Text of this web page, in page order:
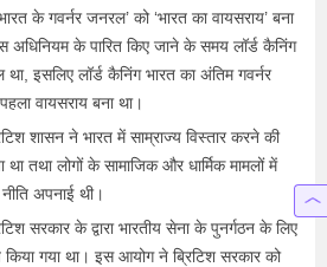
के गवर्नर जनरल’ को ‘भारत का वायसराय’ बना
अधिनियम के पारित किए जाने के समय लॉर्ड कैनिंग
था, इसलिए लॉर्ड कैनिंग भारत का अंतिम गवर्नर
वायसराय बना था।
शासन ने भारत में साम्राज्य विस्तार करने की
था तथा लोगों के सामाजिक और धार्मिक मामलों में
अपनाई थी।
सरकार के द्वारा भारतीय सेना के पुनर्गठन के लिए
किया गया था। इस आयोग ने ब्रिटिश सरकार को